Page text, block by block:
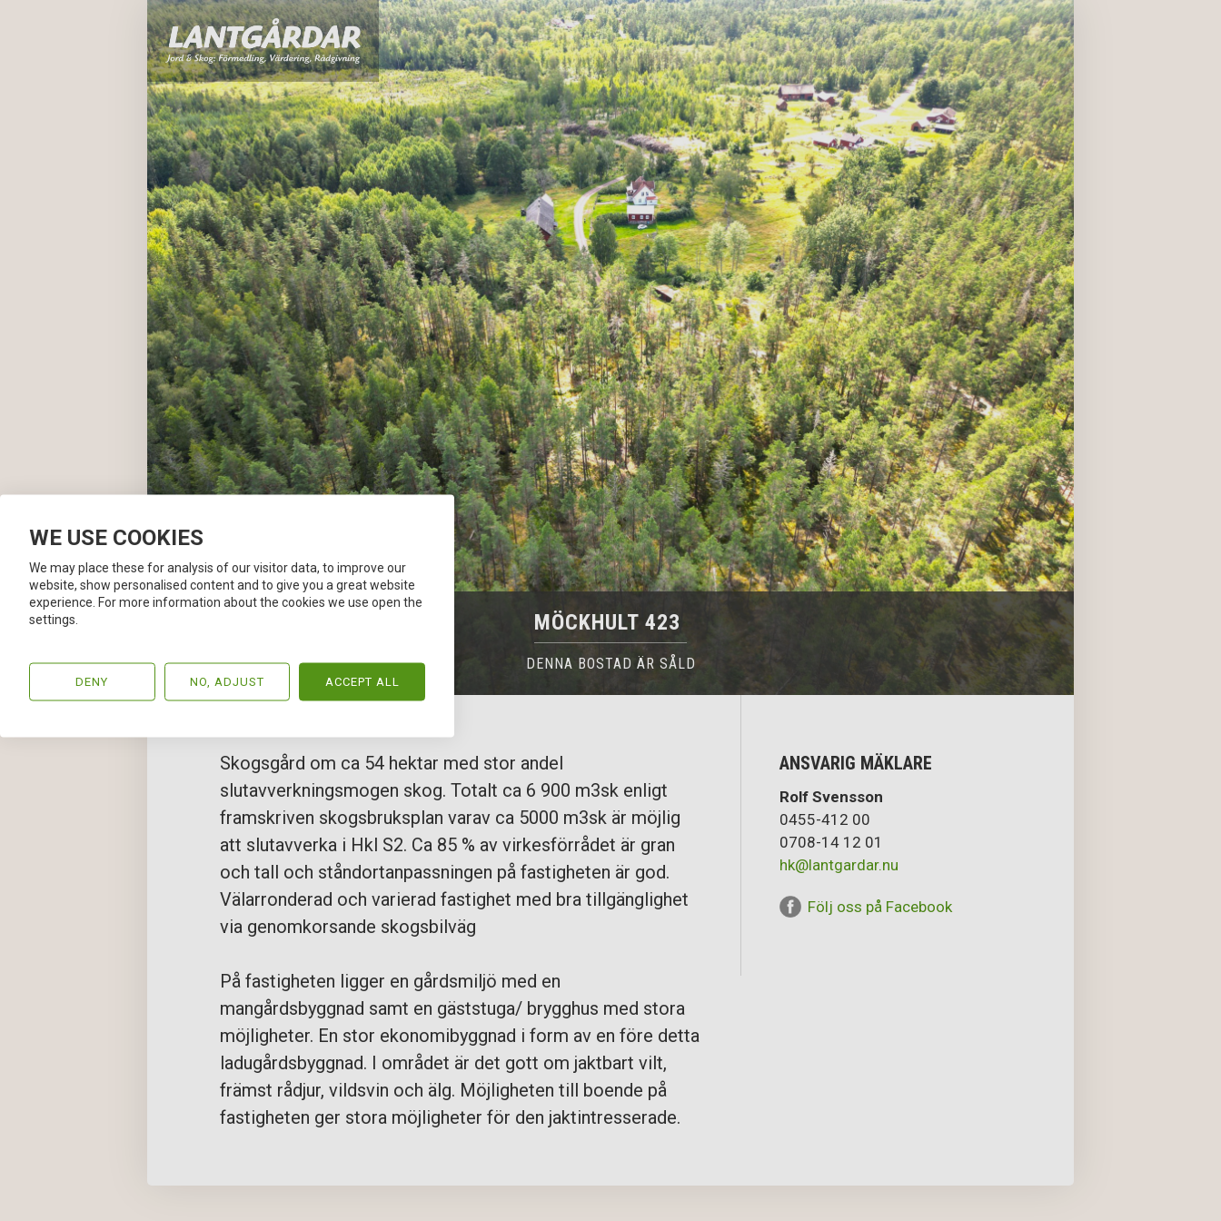
MÖCKHULT 423
DENNA BOSTAD ÄR SÅLD
Skogsgård om ca 54 hektar med stor andel
slutavverkningsmogen skog. Totalt ca 6 900 m3sk enligt
framskriven skogsbruksplan varav ca 5000 m3sk är möjlig
att slutavverka i Hkl S2. Ca 85 % av virkesförrådet är gran
och tall och ståndortanpassningen på fastigheten är god.
Välarronderad och varierad fastighet med bra tillgänglighet
via genomkorsande skogsbilväg
På fastigheten ligger en gårdsmiljö med en
mangårdsbyggnad samt en gäststuga/ brygghus med stora
möjligheter. En stor ekonomibyggnad i form av en före detta
ladugårdsbyggnad. I området är det gott om jaktbart vilt,
främst rådjur, vildsvin och älg. Möjligheten till boende på
fastigheten ger stora möjligheter för den jaktintresserade.
ANSVARIG MÄKLARE
Rolf Svensson
0455-412 00
0708-14 12 01
hk@lantgardar.nu
Följ oss på Facebook
WE USE COOKIES
We may place these for analysis of our visitor data, to improve our
website, show personalised content and to give you a great website
experience. For more information about the cookies we use open the
settings.
DENY NO, ADJUST ACCEPT ALL